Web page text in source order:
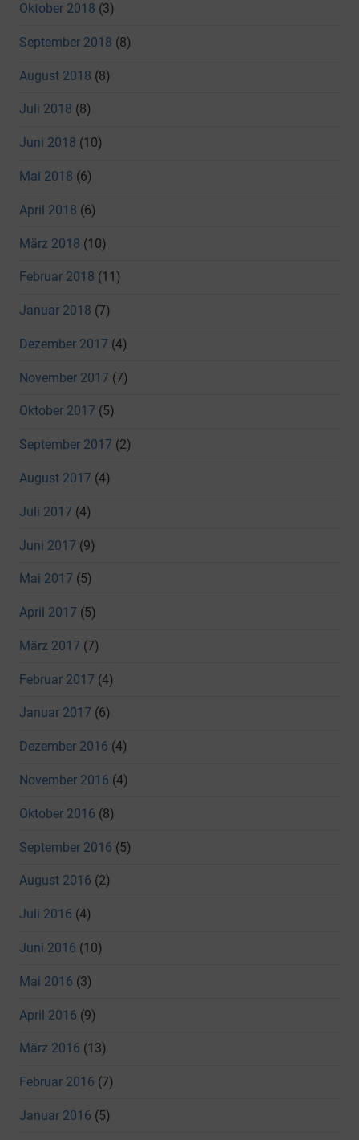
Oktober 2018 (3)
September 2018 (8)
August 2018 (8)
Juli 2018 (8)
Juni 2018 (10)
Mai 2018 (6)
April 2018 (6)
März 2018 (10)
Februar 2018 (11)
Januar 2018 (7)
Dezember 2017 (4)
November 2017 (7)
Oktober 2017 (5)
September 2017 (2)
August 2017 (4)
Juli 2017 (4)
Juni 2017 (9)
Mai 2017 (5)
April 2017 (5)
März 2017 (7)
Februar 2017 (4)
Januar 2017 (6)
Dezember 2016 (4)
November 2016 (4)
Oktober 2016 (8)
September 2016 (5)
August 2016 (2)
Juli 2016 (4)
Juni 2016 (10)
Mai 2016 (3)
April 2016 (9)
März 2016 (13)
Februar 2016 (7)
Januar 2016 (5)